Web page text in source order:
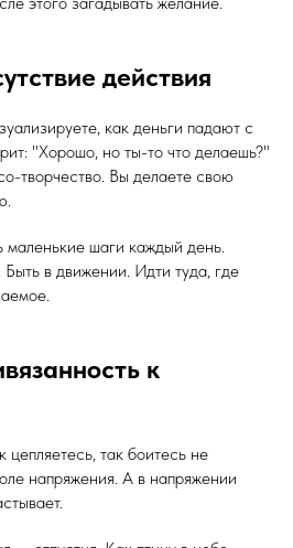
действия
как деньги падают с
"Хорошо, но ты-то что делаешь?"
творчество. Вы делаете свою
маленькие шаги каждый день.
в движении. Идти туда, где
к
цепляетесь, так боитесь не
напряжения. А в напряжении